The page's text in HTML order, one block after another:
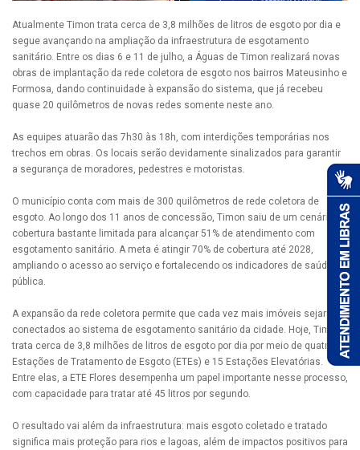
Atualmente Timon trata cerca de 3,8 milhões de litros de esgoto por dia e
segue avançando na ampliação da infraestrutura de esgotamento
sanitário. Entre os dias 6 e 11 de julho, a Águas de Timon realizará novas
obras de implantação da rede coletora de esgoto nos bairros Mateusinho e
Formosa, dando continuidade à expansão do sistema, que já recebeu
quase 20 quilômetros de novas redes somente neste ano.
As equipes atuarão das 7h30 às 18h, com interdições temporárias nos
trechos em obras. Os locais serão devidamente sinalizados para garantir
a segurança de moradores, pedestres e motoristas.
O município conta com mais de 300 quilômetros de rede coletora de
esgoto. Ao longo dos 11 anos de concessão, Timon saiu de um cenário de
cobertura bastante limitada para alcançar 51% de atendimento com
esgotamento sanitário. A meta é atingir 70% de cobertura até 2028,
ampliando o acesso ao serviço e fortalecendo os indicadores de saúde
pública.
A expansão da rede coletora permite que cada vez mais imóveis sejam
conectados ao sistema de esgotamento sanitário da cidade. Hoje, Timon
trata cerca de 3,8 milhões de litros de esgoto por dia por meio de quatro
Estações de Tratamento de Esgoto (ETEs) e 15 Estações Elevatórias.
Entre elas, a ETE Flores desempenha um papel importante nesse processo,
com capacidade para tratar até 45 litros por segundo.
O resultado vai além da infraestrutura: mais esgoto coletado e tratado
significa mais proteção para rios e lagoas, além de impactos positivos para